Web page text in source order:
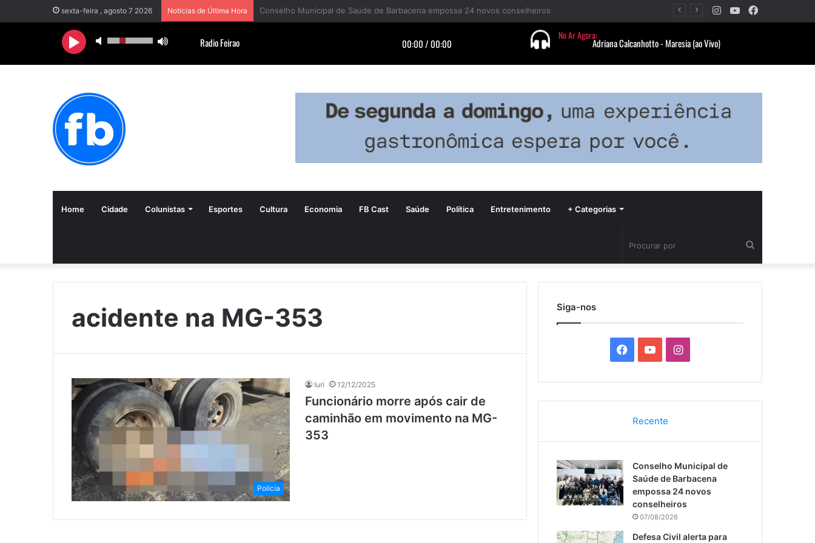
sexta-feira , agosto 7 2026 Notícias de Última Hora Defesa Civil alerta para risco de vendaval com rajadas de até 60 km/h em Barbacena nesta sexta-feira YouTube
Instagram
Home Cidade Colunistas Esportes Cultura Economia FB Cast Saúde Política Entretenimento + Categorias
por
acidente na MG-353
Polícia
Iuri 12/12/2025
Funcionário morre após cair de
caminhão em movimento na MG-
353
Siga-nos
c
e
b
o
o
k
u
T
u
b
e
I
s
a
g
r
Recente
Conselho Municipal de
Saúde de Barbacena
empossa 24 novos
conselheiros
07/08/2026
Defesa Civil alerta para